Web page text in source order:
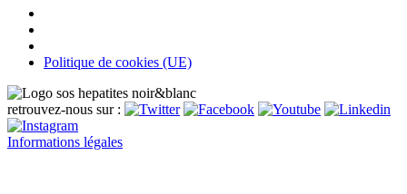
Politique de cookies (UE)
retrouvez-nous sur :
Informations légales